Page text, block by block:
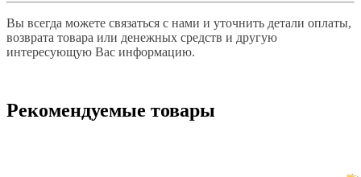
Вы всегда можете связаться с нами и уточнить детали оплаты,
возврата товара или денежных средств и другую
интересующую Вас информацию.
Рекомендуемые товары